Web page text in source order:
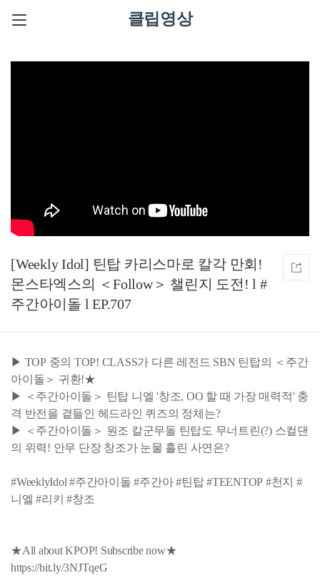
클립영상
[Weekly Idol] 틴탑 카리스마로 칼각 만회!
몬스타엑스의 ＜Follow＞ 챌린지 도전! l #
주간아이돌 l EP.707
▶ TOP 중의 TOP! CLASS가 다른 레전드 SBN 틴탑의 ＜주간
아이돌＞ 귀환!★
▶ ＜주간아이돌＞ 틴탑 니엘 '창조, OO 할 때 가장 매력적' 충
격 반전을 곁들인 헤드라인 퀴즈의 정체는?
▶ ＜주간아이돌＞ 원조 칼군무돌 틴탑도 무너트린(?) 스컬댄
의 위력! 안무 단장 창조가 눈물 흘린 사연은?
#WeeklyIdol #주간아이돌 #주간아 #틴탑 #TEENTOP #천지 #
니엘 #리키 #창조
★All about KPOP! Subscribe now★
https://bit.ly/3NJTqeG